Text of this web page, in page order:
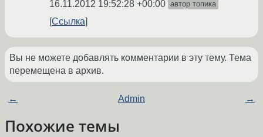
16.11.2012 19:52:28 +00:00 автор топика
Ссылка
Вы не можете добавлять комментарии в эту тему. Тема
перемещена в архив.
← Admin →
Похожие темы